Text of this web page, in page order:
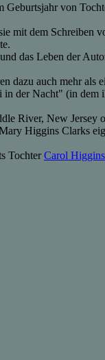
von
dem Schreiben
das Leben der
dazu auch mehr
der Nacht" (in
River, New
Higgins Clarks
TochterCarol